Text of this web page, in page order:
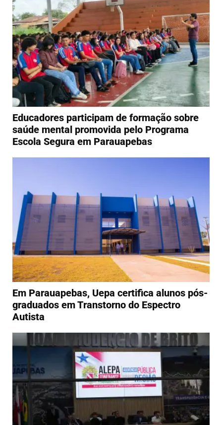
Educadores participam de formação sobre
saúde mental promovida pelo Programa
Escola Segura em Parauapebas
Em Parauapebas, Uepa certifica alunos pós-
graduados em Transtorno do Espectro
Autista